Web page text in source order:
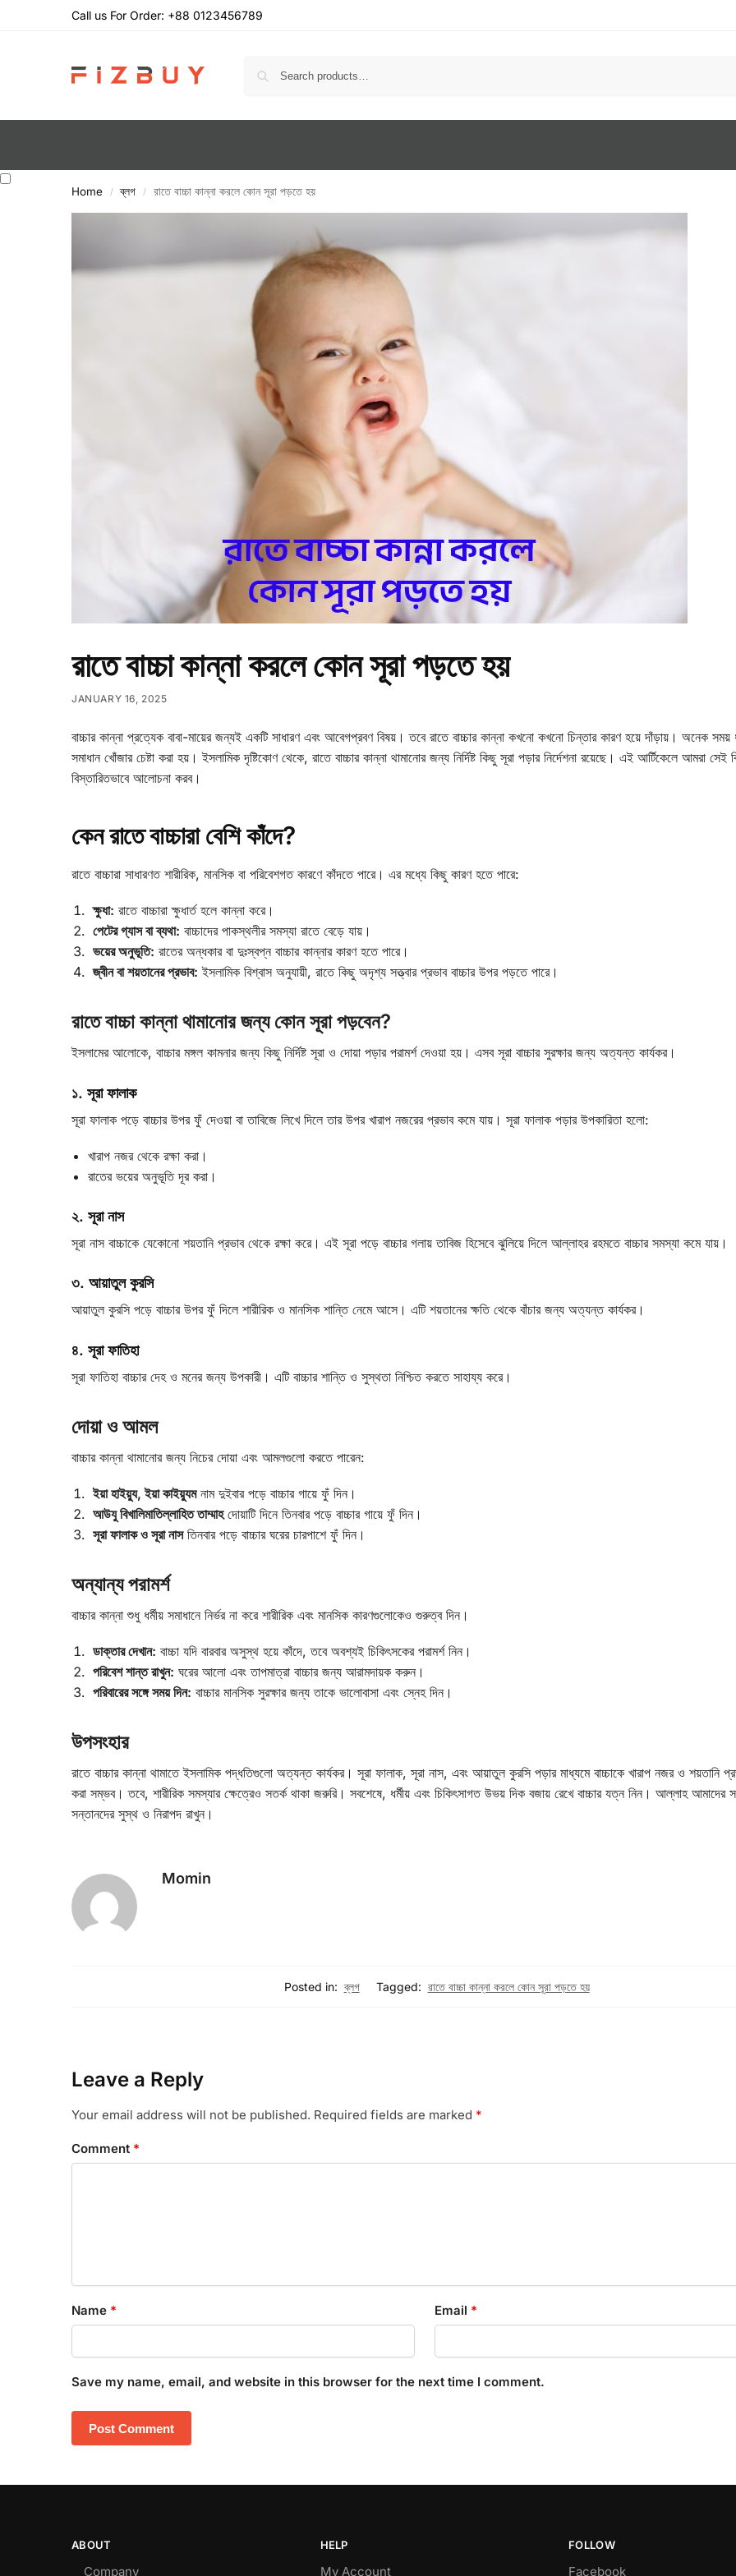
Call us For Order: +88 0123456789
Home / ব্লগ / রাতে বাচ্চা কান্না করলে কোন সূরা পড়তে হয়
রাতে বাচ্চা কান্না করলে কোন সূরা পড়তে হয়
JANUARY 16, 2025
বাচ্চার কান্না প্রত্যেক বাবা-মায়ের জন্যই একটি সাধারণ এবং আবেগপ্রবণ বিষয়। তবে রাতে বাচ্চার কান্না কখনো কখনো চিন্তার কারণ হয়ে দাঁড়ায়। অনেক সময়
সমাধান খোঁজার চেষ্টা করা হয়। ইসলামিক দৃষ্টিকোণ থেকে, রাতে বাচ্চার কান্না থামানোর জন্য নির্দিষ্ট কিছু সূরা পড়ার নির্দেশনা রয়েছে। এই আর্টিকেলে আমরা সেই
বিস্তারিতভাবে আলোচনা করব।
কেন রাতে বাচ্চারা বেশি কাঁদে?
রাতে বাচ্চারা সাধারণত শারীরিক, মানসিক বা পরিবেশগত কারণে কাঁদতে পারে। এর মধ্যে কিছু কারণ হতে পারে:
ক্ষুধা: রাতে বাচ্চারা ক্ষুধার্ত হলে কান্না করে।
পেটের গ্যাস বা ব্যথা: বাচ্চাদের পাকস্থলীর সমস্যা রাতে বেড়ে যায়।
ভয়ের অনুভূতি: রাতের অন্ধকার বা দুঃস্বপ্ন বাচ্চার কান্নার কারণ হতে পারে।
জ্বীন বা শয়তানের প্রভাব: ইসলামিক বিশ্বাস অনুযায়ী, রাতে কিছু অদৃশ্য সত্ত্বার প্রভাব বাচ্চার উপর পড়তে পারে।
রাতে বাচ্চা কান্না থামানোর জন্য কোন সূরা পড়বেন?
ইসলামের আলোকে, বাচ্চার মঙ্গল কামনার জন্য কিছু নির্দিষ্ট সূরা ও দোয়া পড়ার পরামর্শ দেওয়া হয়। এসব সূরা বাচ্চার সুরক্ষার জন্য অত্যন্ত কার্যকর।
১. সূরা ফালাক
সূরা ফালাক পড়ে বাচ্চার উপর ফুঁ দেওয়া বা তাবিজে লিখে দিলে তার উপর খারাপ নজরের প্রভাব কমে যায়। সূরা ফালাক পড়ার উপকারিতা হলো:
খারাপ নজর থেকে রক্ষা করা।
রাতের ভয়ের অনুভূতি দূর করা।
২. সূরা নাস
সূরা নাস বাচ্চাকে যেকোনো শয়তানি প্রভাব থেকে রক্ষা করে। এই সূরা পড়ে বাচ্চার গলায় তাবিজ হিসেবে ঝুলিয়ে দিলে আল্লাহর রহমতে বাচ্চার সমস্যা কমে যায়।
৩. আয়াতুল কুরসি
আয়াতুল কুরসি পড়ে বাচ্চার উপর ফুঁ দিলে শারীরিক ও মানসিক শান্তি নেমে আসে। এটি শয়তানের ক্ষতি থেকে বাঁচার জন্য অত্যন্ত কার্যকর।
৪. সূরা ফাতিহা
সূরা ফাতিহা বাচ্চার দেহ ও মনের জন্য উপকারী। এটি বাচ্চার শান্তি ও সুস্থতা নিশ্চিত করতে সাহায্য করে।
দোয়া ও আমল
বাচ্চার কান্না থামানোর জন্য নিচের দোয়া এবং আমলগুলো করতে পারেন:
ইয়া হাইয়্যু, ইয়া কাইয়্যুমনাম দুইবার পড়ে বাচ্চার গায়ে ফুঁ দিন।
আউযু বিখালিমাতিল্লাহিত তাম্মাহদোয়াটি দিনে তিনবার পড়ে বাচ্চার গায়ে ফুঁ দিন।
সূরা ফালাক ও সূরা নাসতিনবার পড়ে বাচ্চার ঘরের চারপাশে ফুঁ দিন।
অন্যান্য পরামর্শ
বাচ্চার কান্না শুধু ধর্মীয় সমাধানে নির্ভর না করে শারীরিক এবং মানসিক কারণগুলোকেও গুরুত্ব দিন।
ডাক্তার দেখান: বাচ্চা যদি বারবার অসুস্থ হয়ে কাঁদে, তবে অবশ্যই চিকিৎসকের পরামর্শ নিন।
পরিবেশ শান্ত রাখুন: ঘরের আলো এবং তাপমাত্রা বাচ্চার জন্য আরামদায়ক করুন।
পরিবারের সঙ্গে সময় দিন: বাচ্চার মানসিক সুরক্ষার জন্য তাকে ভালোবাসা এবং স্নেহ দিন।
উপসংহার
রাতে বাচ্চার কান্না থামাতে ইসলামিক পদ্ধতিগুলো অত্যন্ত কার্যকর। সূরা ফালাক, সূরা নাস, এবং আয়াতুল কুরসি পড়ার মাধ্যমে বাচ্চাকে খারাপ নজর ও শয়তানি
করা সম্ভব। তবে, শারীরিক সমস্যার ক্ষেত্রেও সতর্ক থাকা জরুরি। সবশেষে, ধর্মীয় এবং চিকিৎসাগত উভয় দিক বজায় রেখে বাচ্চার যত্ন নিন। আল্লাহ আমাদের
সন্তানদের সুস্থ ও নিরাপদ রাখুন।
Momin
Posted in: ব্লগ Tagged: রাতে বাচ্চা কান্না করলে কোন সূরা পড়তে হয়
Leave a Reply
Your email address will not be published. Required fields are marked *
Comment *
Name * Email *
Save my name, email, and website in this browser for the next time I comment.
ABOUT
Company
HELP
My Account
FOLLOW
Facebook